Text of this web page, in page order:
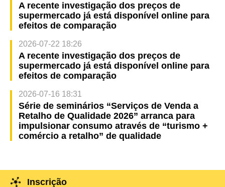
A recente investigação dos preços de
supermercado já está disponível online para
efeitos de comparação
2026-07-22 18:26
A recente investigação dos preços de
supermercado já está disponível online para
efeitos de comparação
2026-07-16 18:31
Série de seminários “Serviços de Venda a
Retalho de Qualidade 2026” arranca para
impulsionar consumo através de “turismo +
comércio a retalho” de qualidade
Inscrição